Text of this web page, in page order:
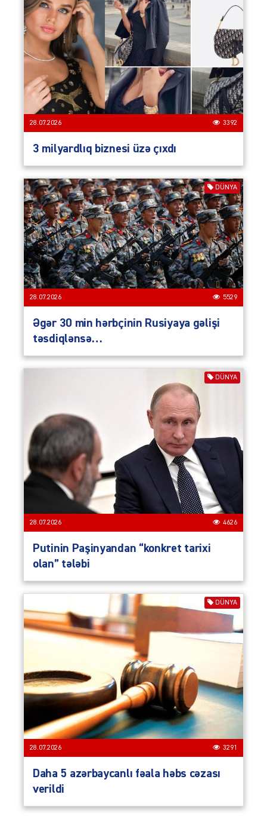
28.07.2026 3392
3 milyardlıq biznesi üzə çıxdı
DÜNYA
28.07.2026 5529
Əgər 30 min hərbçinin Rusiyaya gəlişi
təsdiqlənsə…
DÜNYA
28.07.2026 4626
Putinin Paşinyandan “konkret tarixi
olan” tələbi
DÜNYA
28.07.2026 3291
Daha 5 azərbaycanlı fəala həbs cəzası
verildi